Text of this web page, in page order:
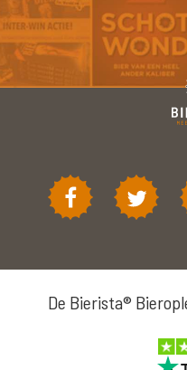
De Bierista®